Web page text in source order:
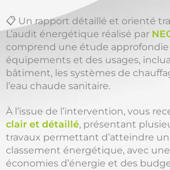
📋 Un rapport détaillé et orienté
L’audit énergétique réalisé par
comprend une étude
équipements et des usages,
bâtiment, les systèmes de
l’eau chaude sanitaire.
À l’issue de l’intervention, vous
clair et détaillé, présentant
travaux permettant d’atteindre
classement énergétique, avec
économies d’énergie et des